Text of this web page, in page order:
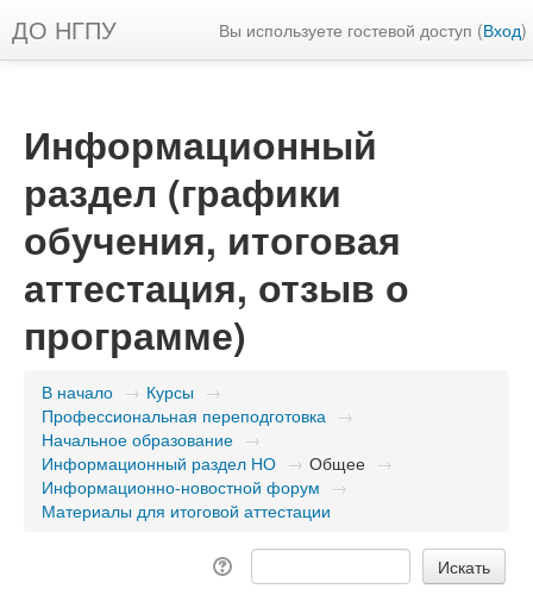
ДО НГПУ Вы используете гостевой доступ (Вход)
Информационный
раздел (графики
обучения, итоговая
аттестация, отзыв о
программе)
В начало → Курсы →
Профессиональная переподготовка →
Начальное образование →
Информационный раздел НО → Общее →
Информационно-новостной форум →
Материалы для итоговой аттестации